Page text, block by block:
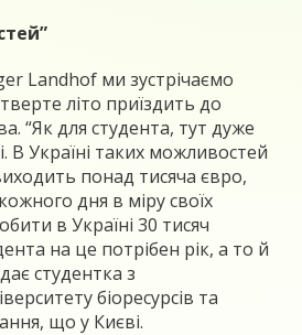
Landhof ми зустрічаємо
літо приїздить до
“Як для студента, тут дуже
В Україні таких можливостей
понад тисяча євро,
дня в міру своїх
в Україні 30 тисяч
на це потрібен рік, а то й
студентка з
біоресурсів та
що у Києві.